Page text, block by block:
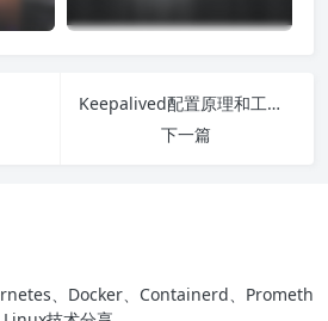
Keepalived配置原理和工作说明
下一篇
、Docker、Containerd、Prometh